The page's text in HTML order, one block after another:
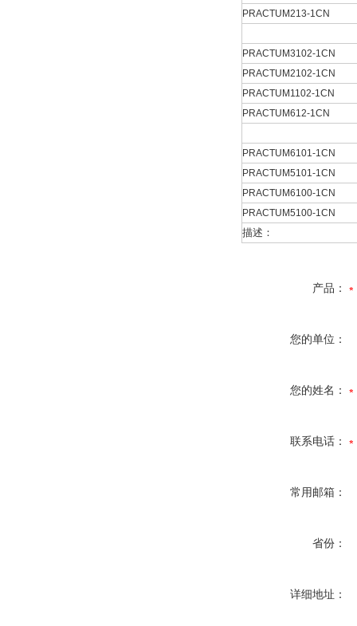
PRACTUM213-1CN
PRACTUM3102-1CN
PRACTUM2102-1CN
PRACTUM1102-1CN
PRACTUM612-1CN
PRACTUM6101-1CN
PRACTUM5101-1CN
PRACTUM6100-1CN
PRACTUM5100-1CN
描述：
产品：
您的单位：
您的姓名：
联系电话：
常用邮箱：
省份：
详细地址：